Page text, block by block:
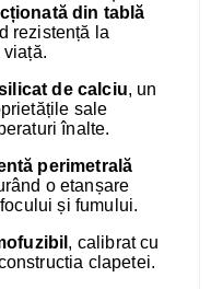
din tablă
rezistență la
de calciu, un
sale
înalte.
perimetrală
o etanșare
și fumului.
, calibrat cu
clapetei.